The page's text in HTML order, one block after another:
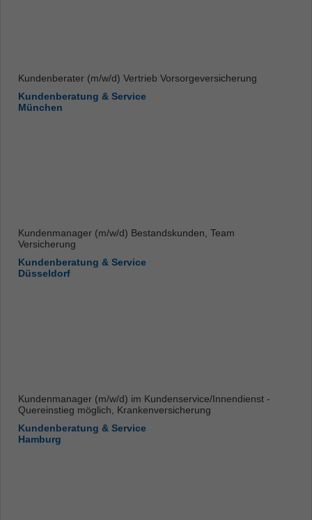
Kundenberater (m/w/d) Vertrieb Vorsorgeversicherung
Kundenberatung & Service
München
Kundenmanager (m/w/d) Bestandskunden, Team
Versicherung
Kundenberatung & Service
Düsseldorf
Kundenmanager (m/w/d) im Kundenservice/Innendienst -
Quereinstieg möglich, Krankenversicherung
Kundenberatung & Service
Hamburg